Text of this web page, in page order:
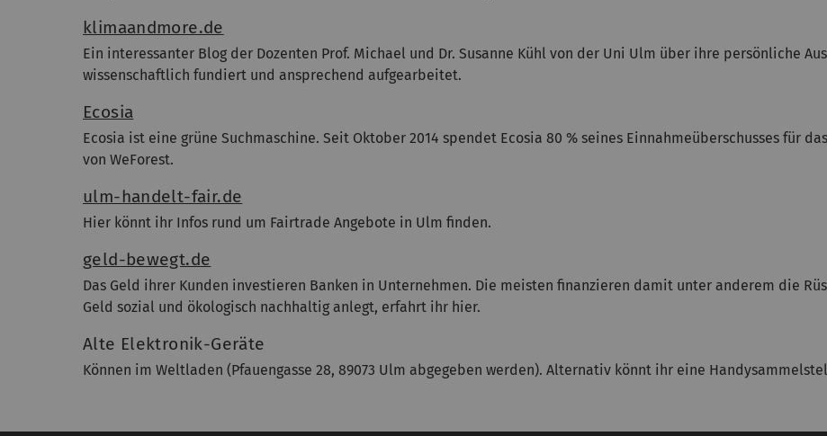
klimaandmore.de
Ein interessanter Blog der Dozenten Prof. Michael und Dr. Susanne Kühl von der Uni Ulm über ihre persönliche
wissenschaftlich fundiert und ansprechend aufgearbeitet.
Ecosia
Ecosia ist eine grüne Suchmaschine. Seit Oktober 2014 spendet Ecosia 80 % seines Einnahmeüberschusses für
von WeForest.
ulm-handelt-fair.de
Hier könnt ihr Infos rund um Fairtrade Angebote in Ulm finden.
geld-bewegt.de
Das Geld ihrer Kunden investieren Banken in Unternehmen. Die meisten finanzieren damit unter anderem die
Geld sozial und ökologisch nachhaltig anlegt, erfahrt ihr hier.
Alte Elektronik-Geräte
Können im Weltladen (Pfauengasse 28, 89073 Ulm abgegeben werden). Alternativ könnt ihr eine